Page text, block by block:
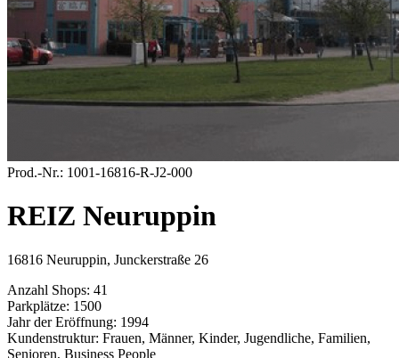
Prod.-Nr.: 1001-16816-R-J2-000
REIZ Neuruppin
16816 Neuruppin, Junckerstraße 26
Anzahl Shops: 41
Parkplätze: 1500
Jahr der Eröffnung: 1994
Kundenstruktur: Frauen, Männer, Kinder, Jugendliche, Familien,
Senioren, Business People